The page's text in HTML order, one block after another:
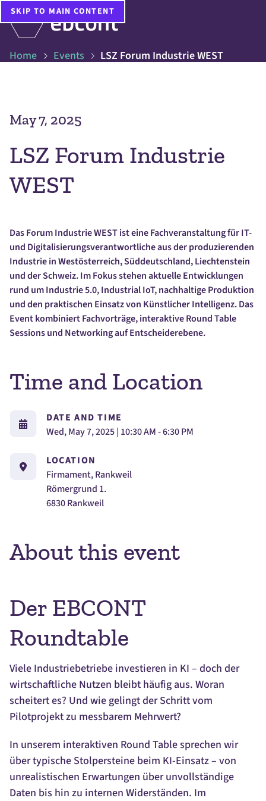
SKIP TO MAIN CONTENT
Home Events LSZ Forum Industrie WEST
May 7, 2025
LSZ Forum Industrie
WEST
Das Forum Industrie WEST ist eine Fachveranstaltung für IT-
und Digitalisierungsverantwortliche aus der produzierenden
Industrie in Westösterreich, Süddeutschland, Liechtenstein
und der Schweiz. Im Fokus stehen aktuelle Entwicklungen
rund um Industrie 5.0, Industrial IoT, nachhaltige Produktion
und den praktischen Einsatz von Künstlicher Intelligenz. Das
Event kombiniert Fachvorträge, interaktive Round Table
Sessions und Networking auf Entscheiderebene.
Time and Location
DATE AND TIME
Wed, May 7, 2025 | 10:30 AM - 6:30 PM
LOCATION
Firmament, Rankweil
Römergrund 1.
6830 Rankweil
About this event
Der EBCONT
Roundtable
Viele Industriebetriebe investieren in KI – doch der
wirtschaftliche Nutzen bleibt häufig aus. Woran
scheitert es? Und wie gelingt der Schritt vom
Pilotprojekt zu messbarem Mehrwert?
In unserem interaktiven Round Table sprechen wir
über typische Stolpersteine beim KI-Einsatz – von
unrealistischen Erwartungen über unvollständige
Daten bis hin zu internen Widerständen. Im